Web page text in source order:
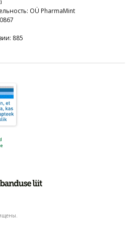
OÜ PharmaMint
885